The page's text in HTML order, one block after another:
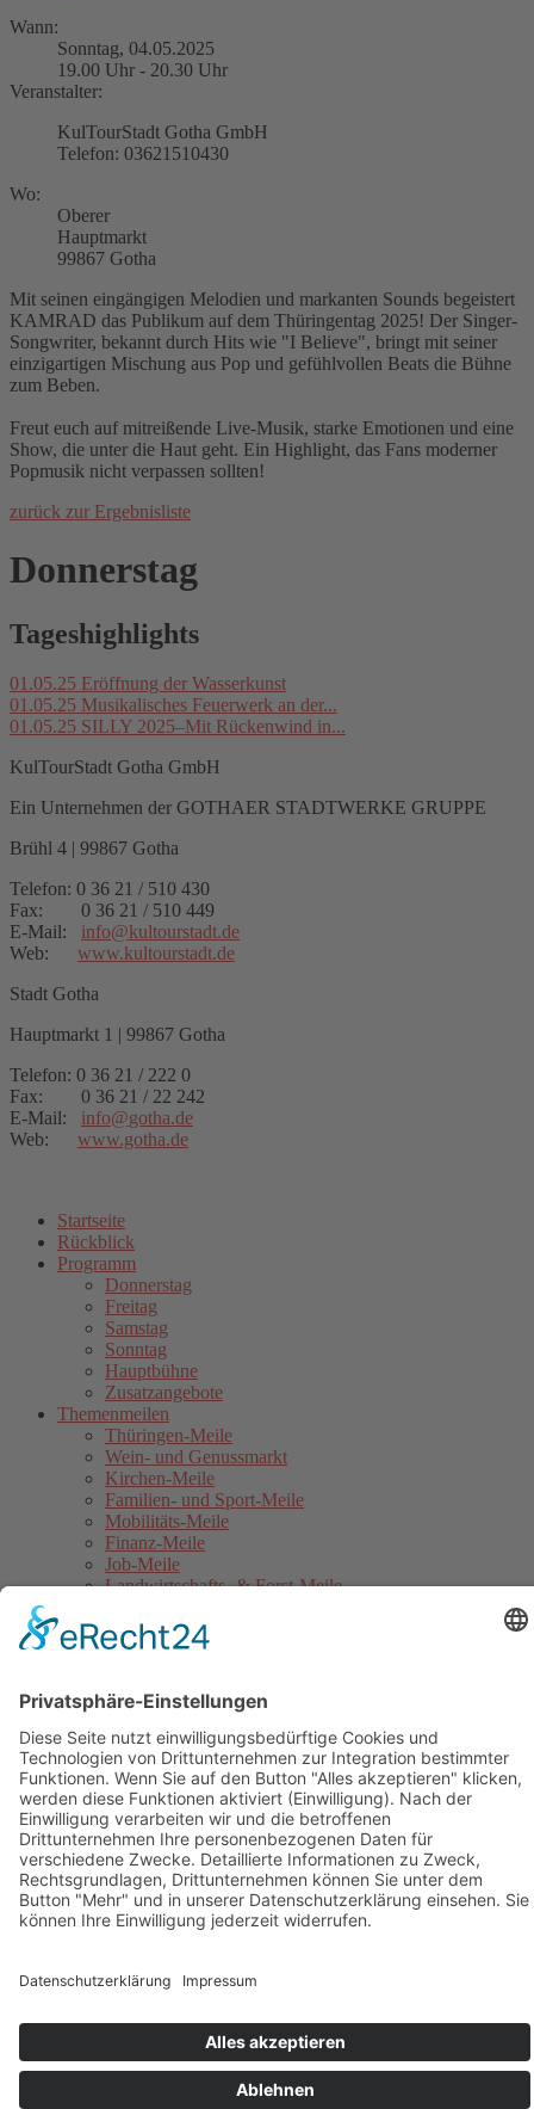
Wann:
Sonntag, 04.05.2025
19.00 Uhr - 20.30 Uhr
Veranstalter:
KulTourStadt Gotha GmbH
Telefon: 03621510430
Wo:
Oberer
Hauptmarkt
99867 Gotha
Mit seinen eingängigen Melodien und markanten Sounds begeistert
KAMRAD das Publikum auf dem Thüringentag 2025! Der Singer-
Songwriter, bekannt durch Hits wie "I Believe", bringt mit seiner
einzigartigen Mischung aus Pop und gefühlvollen Beats die Bühne
zum Beben.
Freut euch auf mitreißende Live-Musik, starke Emotionen und eine
Show, die unter die Haut geht. Ein Highlight, das Fans moderner
Popmusik nicht verpassen sollten!
zurück zur Ergebnisliste
Donnerstag
Tageshighlights
01.05.25 Eröffnung der Wasserkunst
01.05.25 Musikalisches Feuerwerk an der...
01.05.25 SILLY 2025–Mit Rückenwind in...
KulTourStadt Gotha GmbH
Ein Unternehmen der GOTHAER STADTWERKE GRUPPE
Brühl 4 | 99867 Gotha
Telefon: 0 36 21 / 510 430
Fax: 0 36 21 / 510 449
E-Mail: info@kultourstadt.de
Web: www.kultourstadt.de
Stadt Gotha
Hauptmarkt 1 | 99867 Gotha
Telefon: 0 36 21 / 222 0
Fax: 0 36 21 / 22 242
E-Mail: info@gotha.de
Web: www.gotha.de
Startseite
Rückblick
Programm
Donnerstag
Freitag
Samstag
Sonntag
Hauptbühne
Zusatzangebote
Themenmeilen
Thüringen-Meile
Wein- und Genussmarkt
Kirchen-Meile
Familien- und Sport-Meile
Mobilitäts-Meile
Finanz-Meile
Job-Meile
Landwirtschafts- & Forst-Meile
Blaulicht-Meile
Politik- & Europa-Meile
Festumzug
Service
Hinweise für Anwohner
Touristinformation
Anfahrt
Sicherheitshinweise
Veranstaltungsordnung
Kontakt
Übersichtskarte Thüringentag
Barrierefreie Karte
Sponsoren
Pressebereich
Impressum
Datenschutz
Cookie-Einstellungen